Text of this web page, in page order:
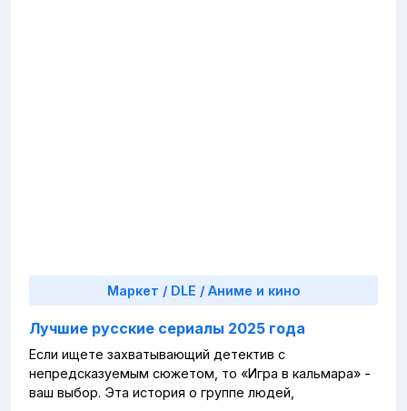
Маркет / DLE / Аниме и кино
Лучшие русские сериалы 2025 года
Если ищете захватывающий детектив с
непредсказуемым сюжетом, то «Игра в кальмара» -
ваш выбор. Эта история о группе людей,